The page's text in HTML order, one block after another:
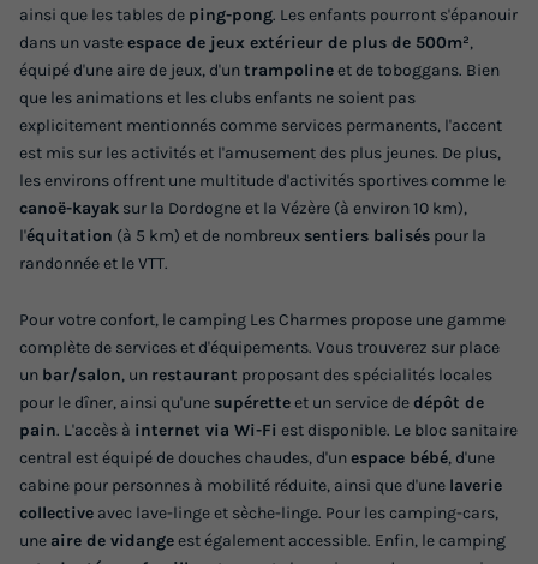
Meilleur prix pour 7 nuits
406 €
Voir les logements
ainsi que les tables de ping-pong. Les enfants pourront s'épanouir
dans un vasteespace de jeux extérieur de plus de 500m²,
équipé d'une aire de jeux, d'untrampolineet de toboggans. Bien
que les animations et les clubs enfants ne soient pas
explicitement mentionnés comme services permanents, l'accent
est mis sur les activités et l'amusement des plus jeunes. De plus,
les environs offrent une multitude d'activités sportives comme le
canoë-kayak sur la Dordogne et la Vézère (à environ 10 km),
l'équitation (à 5 km) et de nombreux sentiers balisés pour la
randonnée et le VTT.
Pour votre confort, le camping Les Charmes propose une gamme
complète de services et d'équipements. Vous trouverez sur place
un bar/salon, un restaurant proposant des spécialités locales
pour le dîner, ainsi qu'une supéretteet un service dedépôt de
pain. L'accès à internet via Wi-Fi est disponible. Le bloc sanitaire
central est équipé de douches chaudes, d'unespace bébé, d'une
cabine pour personnes à mobilité réduite, ainsi que d'une laverie
collective avec lave-linge et sèche-linge. Pour les camping-cars,
une aire de vidangeest également accessible. Enfin, le camping